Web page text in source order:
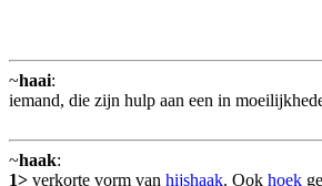
~haai:
iemand, die zijn hulp aan een in
~haak:
1> verkorte vorm van hijshaak. Ook hoek